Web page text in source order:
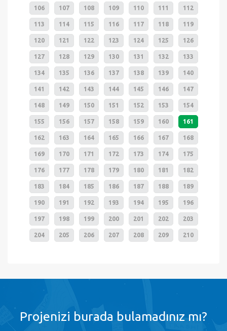
106 107 108 109 110 111 112
113 114 115 116 117 118 119
120 121 122 123 124 125 126
127 128 129 130 131 132 133
134 135 136 137 138 139 140
141 142 143 144 145 146 147
148 149 150 151 152 153 154
155 156 157 158 159 160 161
162 163 164 165 166 167 168
169 170 171 172 173 174 175
176 177 178 179 180 181 182
183 184 185 186 187 188 189
190 191 192 193 194 195 196
197 198 199 200 201 202 203
204 205 206 207 208 209 210
Projenizi burada bulamadınız mı?